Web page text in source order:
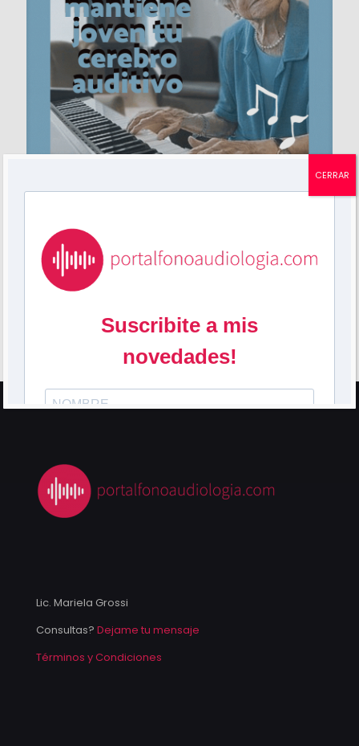
Mariela Grossien
febrero 1, 2025
LA MÚSICA TERAPÉUTICA ¿Qué evidencia hay de que
la música podría ser un enfoque terapéutico
viable? La comprensión del habla en entornos
ruidosos depende de múltiples
0
Lic. Mariela Grossi
Consultas? Dejame tu mensaje
Términos y Condiciones
CERRAR